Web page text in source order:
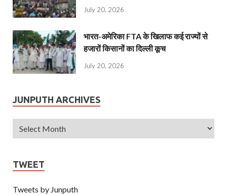
July 20, 2026
भारत-अमेरिका FTA के खिलाफ कई राज्यों से
हजारों किसानों का दिल्ली कूच
July 20, 2026
JUNPUTH ARCHIVES
TWEET
Tweets by Junputh